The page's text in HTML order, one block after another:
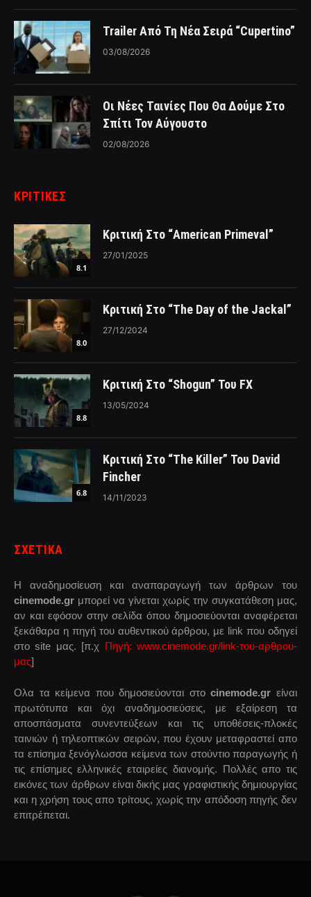
Trailer Από Τη Νέα Σειρά “Cupertino”
03/08/2026
Οι Νέες Ταινίες Που Θα Δούμε Στο
Σπίτι Τον Αύγουστο
02/08/2026
ΚΡΙΤΙΚΈΣ
8.1
Κριτική Στο “American Primeval”
27/01/2025
8.0
Κριτική Στο “The Day of the Jackal”
27/12/2024
8.8
Κριτική Στο “Shogun” Του FX
13/05/2024
6.8
Κριτική Στο “The Killer” Του David
Fincher
14/11/2023
ΣΧΕΤΙΚΑ
Η αναδημοσίευση και αναπαραγωγή των άρθρων του
cinemode.gr μπορεί να γίνεται χωρίς την συγκατάθεση μας,
αν και εφόσον στην σελίδα όπου δημοσιεύονται αναφέρεται
ξεκάθαρα η πηγή του αυθεντικού άρθρου, με link που οδηγεί
στο site μας. [π.χ Πηγή: www.cinemode.gr/link-του-αρθρου-
μας]
Ολα τα κείμενα που δημοσιεύονται στοcinemode.gr είναι
πρωτότυπα και όχι αναδημοσιεύσεις, με εξαίρεση τα
αποσπάσματα συνεντεύξεων και τις υποθέσεις-πλοκές
ταινιών ή τηλεοπτικών σειρών, που έχουν μεταφραστεί απο
τα επίσημα ξενόγλωσσα κείμενα των στούντιο παραγωγής ή
τις επίσημες ελληνικές εταιρείες διανομής. Πολλές απο τις
εικόνες των άρθρων είναι δικής μας γραφιστικής δημιουργίας
και η χρήση τους απο τρίτους, χωρίς την απόδοση πηγής δεν
επιτρέπεται.